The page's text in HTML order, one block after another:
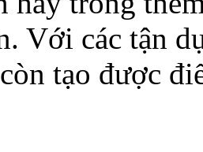
Với các tận
tạo được